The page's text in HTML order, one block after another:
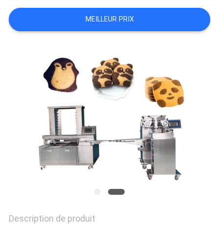
NOUS
CONTACTER
NOUVELLES
UN DEVIS
MEILLEUR PRIX
Description de produit